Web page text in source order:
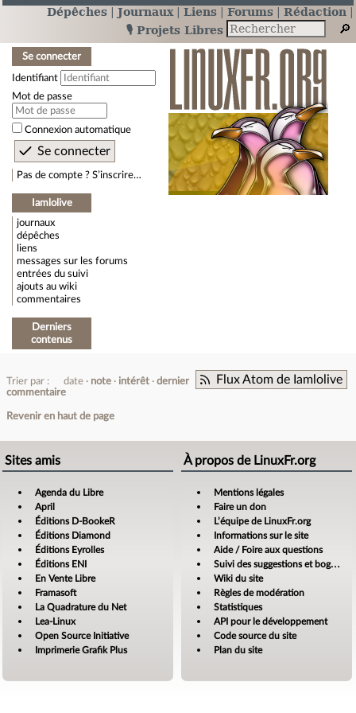
Dépêches Journaux Liens Forums
Rédaction
🎙️ Projets Libres
Se connecter
Identifiant
Mot de passe
Connexion automatique
Pas de compte ? S’inscrire…
Iamlolive
journaux
dépêches
liens
messages sur les forums
entrées du suivi
ajouts au wiki
commentaires
Derniers
contenus
Flux Atom de Iamlolive
Trier par : date note intérêt
dernier
commentaire
Revenir en haut de page
Sites amis
Agenda du Libre
April
Éditions D-BookeR
Éditions Diamond
Éditions Eyrolles
Éditions ENI
En Vente Libre
Framasoft
La Quadrature du Net
Lea-Linux
Open Source Initiative
Imprimerie Grafik Plus
À propos de LinuxFr.org
Mentions légales
Faire un don
L’équipe de LinuxFr.org
Informations sur le site
Aide / Foire aux questions
Suivi des suggestions et bogues
Wiki du site
Règles de modération
Statistiques
API pour le développement
Code source du site
Plan du site